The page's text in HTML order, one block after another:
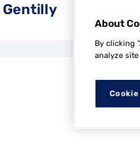
Gentilly
About
By clicking
analyze